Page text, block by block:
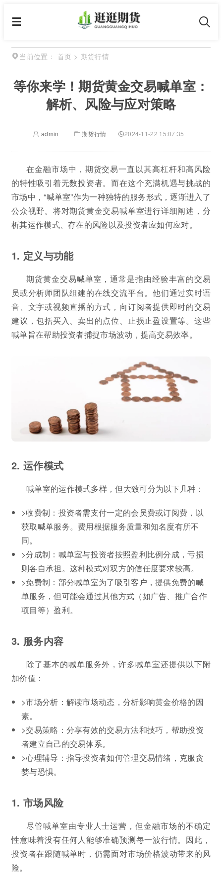
当前位置： 首页 > 期货行情
等你来学！期货黄金交易喊单室：
解析、风险与应对策略
admin 期货行情 2024-11-22 15:07:35
在金融市场中，期货交易一直以其高杠杆和高风险
的特性吸引着无数投资者。而在这个充满机遇与挑战的
市场中，“喊单室”作为一种独特的服务形式，逐渐进入了
公众视野。将对期货黄金交易喊单室进行详细阐述，分
析其运作模式、存在的风险以及投资者应如何应对。
1. 定义与功能
期货黄金交易喊单室，通常是指由经验丰富的交易
员或分析师团队组建的在线交流平台。他们通过实时语
音、文字或视频直播的方式，向订阅者提供即时的交易
建议，包括买入、卖出的点位、止损止盈设置等。这些
喊单旨在帮助投资者捕捉市场波动，提高交易效率。
2. 运作模式
喊单室的运作模式多样，但大致可分为以下几种：
>收费制：投资者需支付一定的会员费或订阅费，以
获取喊单服务。费用根据服务质量和知名度有所不
同。
>分成制：喊单室与投资者按照盈利比例分成，亏损
则各自承担。这种模式对双方的信任度要求较高。
>免费制：部分喊单室为了吸引客户，提供免费的喊
单服务，但可能会通过其他方式（如广告、推广合作
项目等）盈利。
3. 服务内容
除了基本的喊单服务外，许多喊单室还提供以下附
加价值：
>市场分析：解读市场动态，分析影响黄金价格的因
素。
>交易策略：分享有效的交易方法和技巧，帮助投资
者建立自己的交易体系。
>心理辅导：指导投资者如何管理交易情绪，克服贪
婪与恐惧。
1. 市场风险
尽管喊单室由专业人士运营，但金融市场的不确定
性意味着没有任何人能够准确预测每一波行情。因此，
投资者在跟随喊单时，仍需面对市场价格波动带来的风
险。